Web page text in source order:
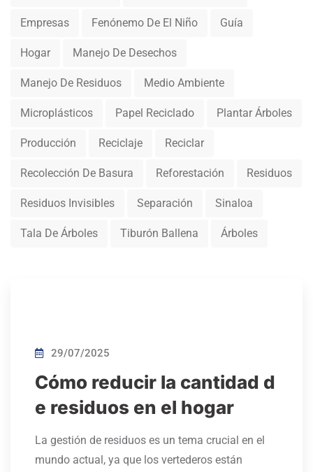
Empresas Fenónemo De El Niño Guía
Hogar Manejo De Desechos
Manejo De Residuos Medio Ambiente
Microplásticos Papel Reciclado Plantar Árboles
Producción Reciclaje Reciclar
Recolección De Basura Reforestación Residuos
Residuos Invisibles Separación Sinaloa
Tala De Árboles Tiburón Ballena Árboles
29/07/2025
Cómo reducir la cantidad d
e residuos en el hogar
La gestión de residuos es un tema crucial en el
mundo actual, ya que los vertederos están